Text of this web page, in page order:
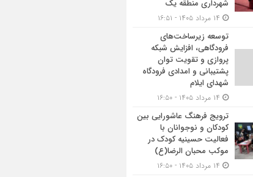
شهرداری منطقه یک
توسعه زیرساخت‌های
فرودگاهی، افزایش شبکه
پروازی و تقویت توان
پشتیبانی و امدادی فرودگاه
شهدای ایلام
ترویج فرهنگ عاشورایی بین
کودکان و نوجوانان با
فعالیت حسینیه کودک در
موکب محبان الرضا(ع)